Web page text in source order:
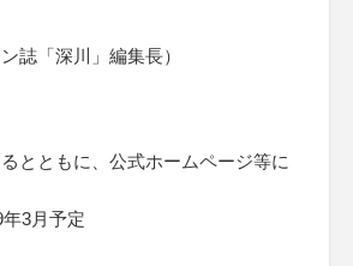
誌「深川」編集長）
とともに、公式ホームページ等に
3月予定